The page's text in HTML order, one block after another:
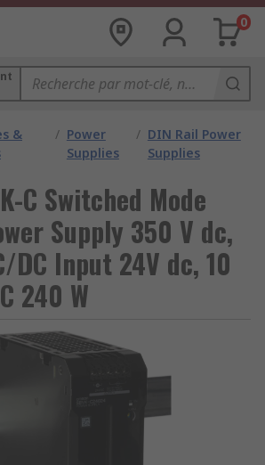
0
&
/ Power
Supplies
/ DIN Rail Power
Supplies
C Switched Mode
Supply 350 V dc,
DC Input 24V dc, 10
240 W